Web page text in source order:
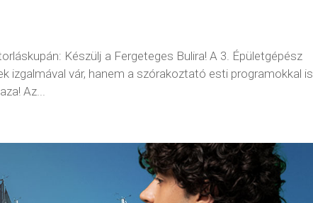
Készülj a Fergeteges Bulira! A 3. Épületgépész
izgalmával vár, hanem a szórakoztató esti programokkal is
Az...